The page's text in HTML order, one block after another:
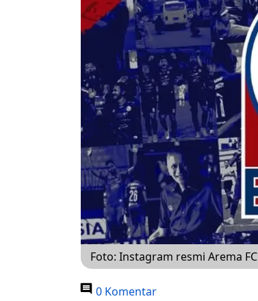
Foto: Instagram resmi Arema FC
0 Komentar